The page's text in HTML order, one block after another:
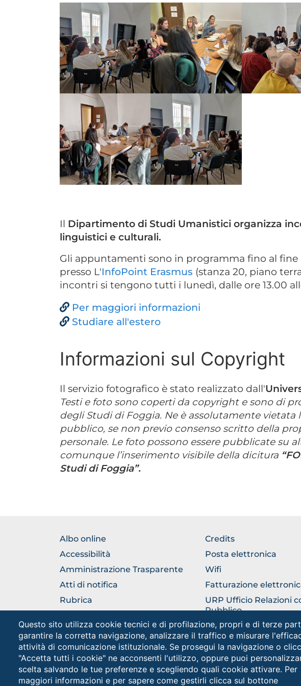
Questo sito utilizza cookie tecnici e di profilazione, propri e di terze
garantire la corretta navigazione, analizzare il traffico e misurare
attività di comunicazione istituzionale. Se prosegui la navigazione o
"Accetta tutti i cookie" ne acconsenti l'utilizzo, oppure puoi
scelta salvando le tue preferenze e scegliendo quali cookie attivare. Per
maggiori informazioni e per sapere come gestirli clicca sul bottone
Il Dipartimento di Studi Umanistici organizza
linguistici e culturali.
Gli appuntamenti sono in programma fino al
presso L'InfoPoint Erasmus (stanza 20, piano
incontri si tengono tutti i lunedì, dalle ore 13.00
Per maggiori informazioni
Studiare all'estero
Informazioni sul Copyright
Il servizio fotografico è stato realizzato dall'
Testi e foto sono coperti da copyright e sono di
degli Studi di Foggia. Ne è assolutamente vietata
pubblico, se non previo consenso scritto della
personale. Le foto possono essere pubblicate su
comunque l’inserimento visibile della dicitura
Studi di Foggia”.
FOOTER
NORMATIVA
Albo online
Accessibilità
Amministrazione Trasparente
Atti di notifica
Rubrica
FOOTER
GENERICO
Credits
Posta elettronica
Wifi
Fatturazione
URP Ufficio Relazioni
Pubblico
Cappella universitaria